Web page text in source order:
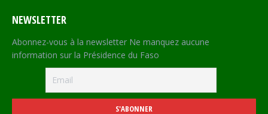
NEWSLETTER
Abonnez-vous à la newsletter Ne manquez aucune
information sur la Présidence du Faso